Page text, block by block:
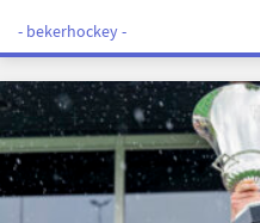
- bekerhockey -